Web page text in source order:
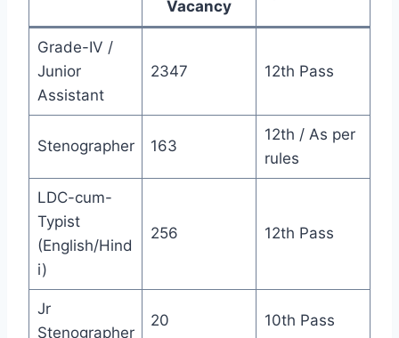
Vacancy
Grade-IV /
Junior
Assistant
2347 12th Pass
Stenographer 163
12th / As per
rules
LDC-cum-
Typist
(English/Hind
i)
256 12th Pass
Jr
Stenographer
20 10th Pass